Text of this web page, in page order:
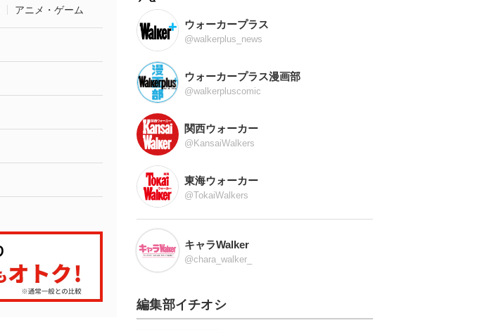
アニメ・ゲーム
ウォーカープラス
@walkerplus_news
ウォーカープラス漫画部
@walkerpluscomic
関西ウォーカー
@KansaiWalkers
東海ウォーカー
@TokaiWalkers
キャラWalker
@chara_walker_
編集部イチオシ